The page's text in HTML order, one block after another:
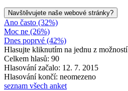
Navštěvujete naše webové stránky?
Ano často (32%)
Moc ne (26%)
Dnes poprvé (42%)
Hlasujte kliknutím na jednu z možností
Celkem hlasů: 90
Hlasování začalo: 12. 7. 2015
Hlasování končí: neomezeno
seznam všech anket